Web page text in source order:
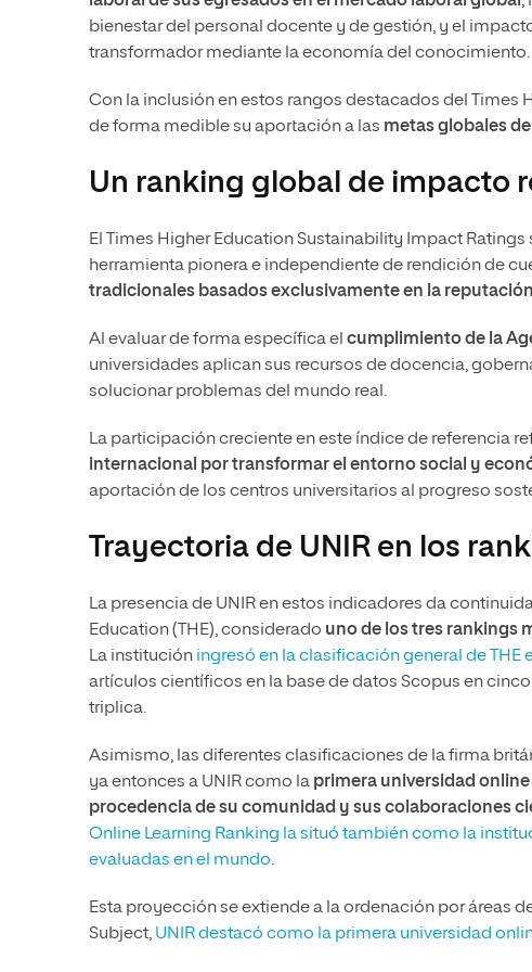
bienestar del personal docente y de gestión, y el
transformador mediante la economía del conocimiento.
Con la inclusión en estos rangos destacados del Times
de forma medible su aportación a las metas globales
Un ranking global de impacto
El Times Higher Education Sustainability Impact
herramienta pionera e independiente de rendición de
tradicionales basados exclusivamente en la
Al evaluar de forma específica el cumplimiento de la
universidades aplican sus recursos de docencia,
solucionar problemas del mundo real.
La participación creciente en este índice de referencia
internacional por transformar el entorno social y
aportación de los centros universitarios al progreso
Trayectoria de UNIR en los
La presencia de UNIR en estos indicadores da
Education (THE), considerado uno de los tres rankings
La institución ingresó en la clasificación general de THE
artículos científicos en la base de datos Scopus en
triplica.
Asimismo, las diferentes clasificaciones de la firma
ya entonces a UNIR como la primera universidad online
procedencia de su comunidad y sus colaboraciones
Online Learning Ranking la situó también como la
evaluadas en el mundo.
Esta proyección se extiende a la ordenación por áreas
Subject, UNIR destacó como la primera universidad